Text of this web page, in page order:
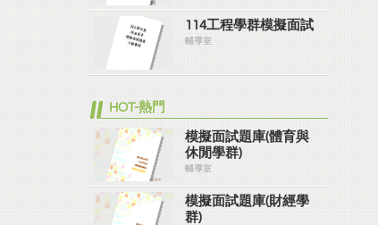
114工程學群模擬面試
輔導室
HOT-熱門
模擬面試題庫(體育與
休閒學群)
輔導室
模擬面試題庫(財經學
群)